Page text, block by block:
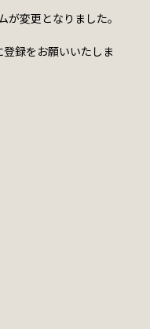
変更となりました。
録をお願いいたしま